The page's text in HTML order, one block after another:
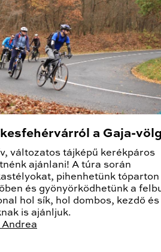
a Gaja-
változatos tájképű kerékpáros
ajánlani! A túra során
pihenhetünk tóparton
és gyönyörködhetünk a
hol sík, hol dombos, kezdő és
is ajánljuk.
Andrea